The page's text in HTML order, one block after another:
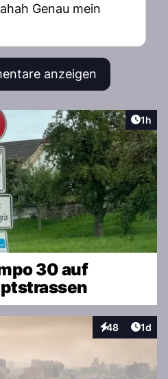
Genau mein
anzeigen
1h
30 auf
48
Interaktionen
1d